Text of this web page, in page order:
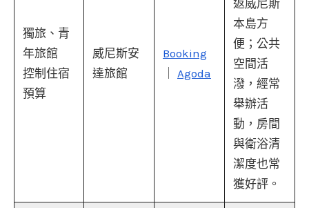
獨旅、青
年旅館
控制住宿
預算
威尼斯安
達旅館
Booking
Agoda
返威尼斯
本島方
便；公共
空間活
潑，經常
舉辦活
動，房間
與衛浴清
潔度也常
獲好評。